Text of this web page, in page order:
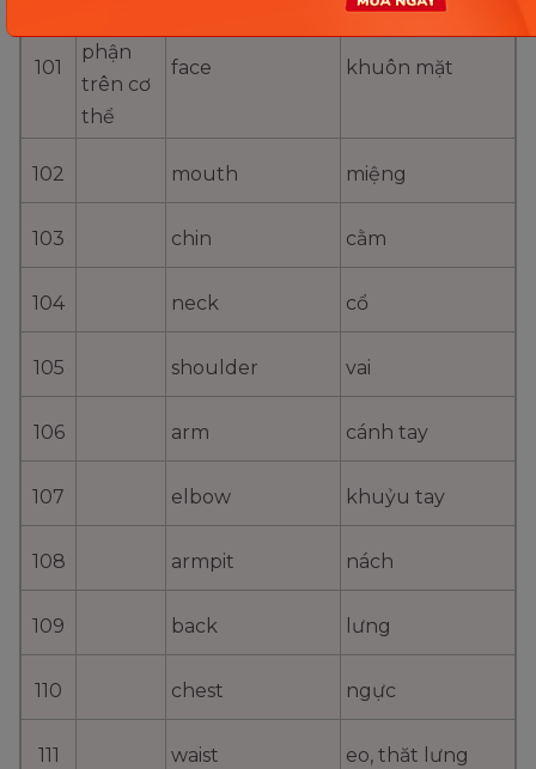
101
phận
trên cơ
thể
face khuôn mặt
102 mouth miệng
103 chin cằm
104 neck cổ
105 shoulder vai
106 arm cánh tay
107 elbow khuỷu tay
108 armpit nách
109 back lưng
110 chest ngực
111 waist eo, thăt lưng